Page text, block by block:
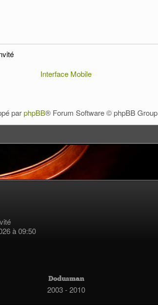
Interface Mobile
parphpBB® Forum Software © phpBB Group
à 09:50
2003 - 2010